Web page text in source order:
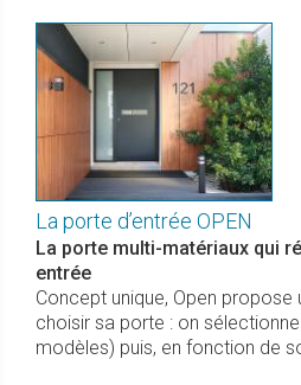
La porte d’entrée OPEN
La porte multi-matériaux qui
entrée
Concept unique, Open
choisir sa porte : on
modèles) puis, en fonction de